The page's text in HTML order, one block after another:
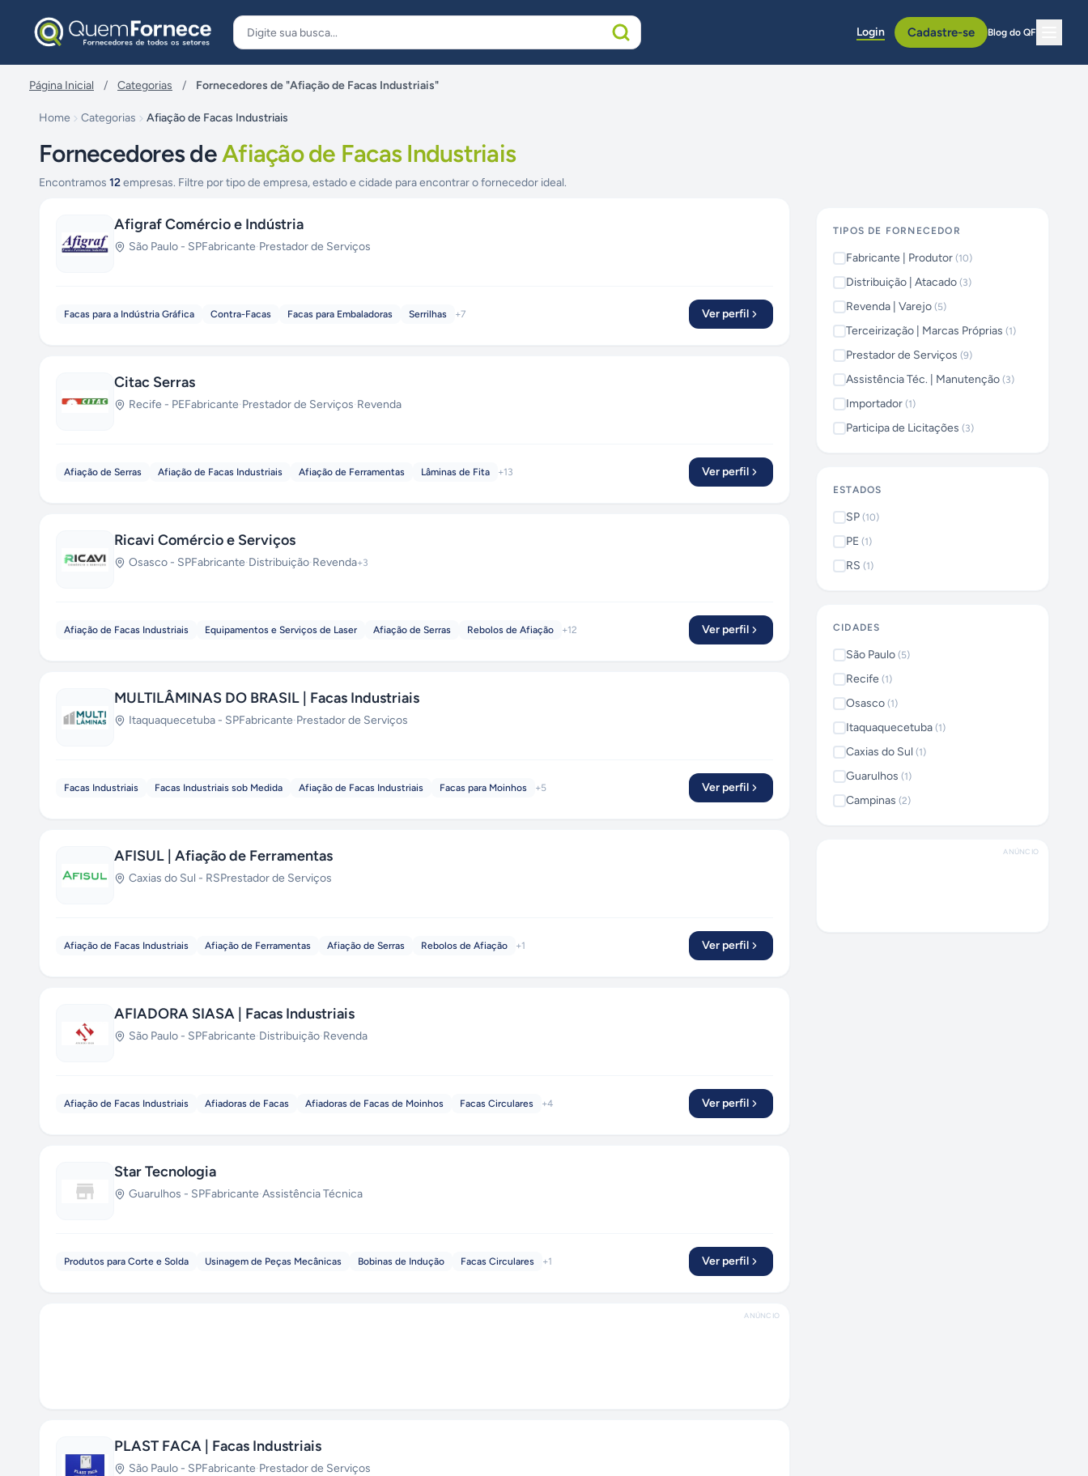
Login Cadastre-se Blog do QF
Página Inicial / Categorias / Fornecedores de "Afiação de Facas Industriais"
Home Categorias Afiação de Facas Industriais
Fornecedores deAfiação de Facas Industriais
Encontramos 12empresas. Filtre por tipo de empresa, estado e cidade para encontrar o fornecedor ideal.
Afigraf Comércio e Indústria
São Paulo - SPFabricante·Prestador de Serviços
Facas para a Indústria Gráfica Contra-Facas Facas para Embaladoras Serrilhas +7 Ver perfil
Citac Serras
Recife - PEFabricante·Prestador de Serviços·Revenda
Afiação de Serras Afiação de Facas Industriais Afiação de Ferramentas Lâminas de Fita +13 Ver perfil
Ricavi Comércio e Serviços
Osasco - SPFabricante·Distribuição·Revenda+3
Afiação de Facas Industriais Equipamentos e Serviços de Laser Afiação de Serras Rebolos de Afiação +12 Ver perfil
MULTILÂMINAS DO BRASIL | Facas Industriais
Itaquaquecetuba - SPFabricante·Prestador de Serviços
Facas Industriais Facas Industriais sob Medida Afiação de Facas Industriais Facas para Moinhos +5 Ver perfil
AFISUL | Afiação de Ferramentas
Caxias do Sul - RSPrestador de Serviços
Afiação de Facas Industriais Afiação de Ferramentas Afiação de Serras Rebolos de Afiação +1 Ver perfil
AFIADORA SIASA | Facas Industriais
São Paulo - SPFabricante·Distribuição·Revenda
Afiação de Facas Industriais Afiadoras de Facas Afiadoras de Facas de Moinhos Facas Circulares +4 Ver perfil
Star Tecnologia
Guarulhos - SPFabricante·Assistência Técnica
Produtos para Corte e Solda Usinagem de Peças Mecânicas Bobinas de Indução Facas Circulares +1 Ver perfil
ANÚNCIO
PLAST FACA | Facas Industriais
São Paulo - SPFabricante·Prestador de Serviços
TIPOS DE FORNECEDOR
Fabricante | Produtor (10)
Distribuição | Atacado (3)
Revenda | Varejo (5)
Terceirização | Marcas Próprias (1)
Prestador de Serviços (9)
Assistência Téc. | Manutenção (3)
Importador (1)
Participa de Licitações (3)
ESTADOS
SP (10)
PE (1)
RS (1)
CIDADES
São Paulo (5)
Recife (1)
Osasco (1)
Itaquaquecetuba (1)
Caxias do Sul (1)
Guarulhos (1)
Campinas (2)
ANÚNCIO